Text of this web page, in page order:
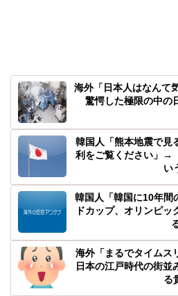
海外「日本人はなんて
驚愕した極限の中の
韓国人「熊本地震で見
利をご覧ください」→
い
韓国人「韓国に10年間
ドカップ、オリンピ
海外「まるでタイムス
日本の江戸時代の街並
る